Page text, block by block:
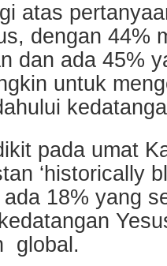
atas
dengan 44%
dan ada 45%
untuk
pada umat
‘historically
ada 18% yang
global.